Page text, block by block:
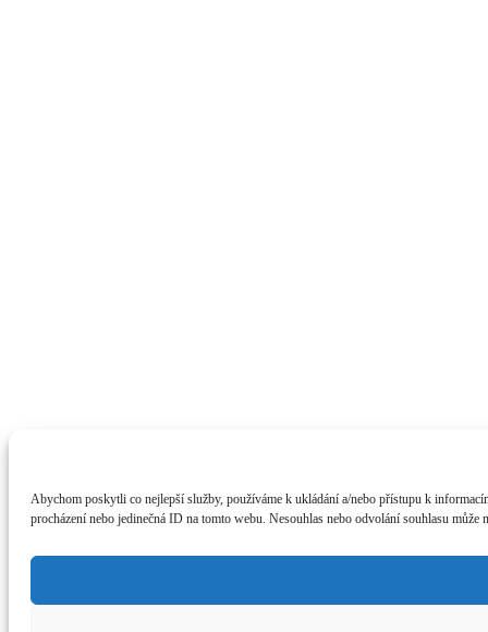
Abychom poskytli co nejlepší služby, používáme k ukládání a/nebo přístupu k
procházení nebo jedinečná ID na tomto webu. Nesouhlas nebo odvolání souhlasu